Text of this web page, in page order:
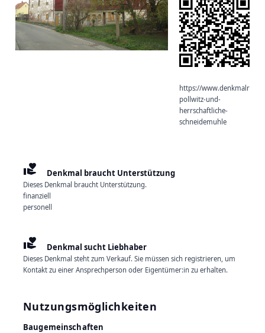
https://
pollwitz-und-
herrschaftliche-
schneidemuhle
volunteer_activism Denkmal braucht Unterstützung
Dieses Denkmal braucht Unterstützung.
finanziell
personell
volunteer_activism Denkmal sucht Liebhaber
Dieses Denkmal steht zum Verkauf. Sie müssen sich registrieren, um
Kontakt zu einer Ansprechperson oder Eigentümer:in zu erhalten.
Nutzungsmöglichkeiten
Baugemeinschaften